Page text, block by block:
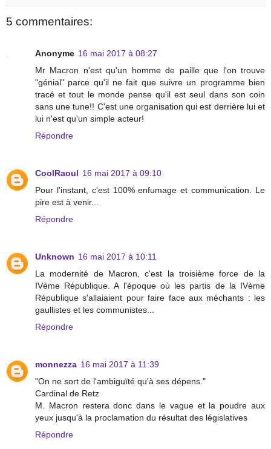
5 commentaires:
Anonyme 16 mai 2017 à 08:27
Mr Macron n'est qu'un homme de paille que l'on trouve
"génial" parce qu'il ne fait que suivre un programme bien
tracé et tout le monde pense qu'il est seul dans son coin
sans une tune!! C'est une organisation qui est derrière lui et
lui n'est qu'un simple acteur!
Répondre
CoolRaoul 16 mai 2017 à 09:10
Pour l'instant, c'est 100% enfumage et communication. Le
pire est à venir...
Répondre
Unknown 16 mai 2017 à 10:11
La modernité de Macron, c'est la troisième force de la
IVème République. A l'époque où les partis de la IVème
République s'allaiaient pour faire face aux méchants : les
gaullistes et les communistes...
Répondre
monnezza 16 mai 2017 à 11:39
"On ne sort de l'ambiguïté qu'à ses dépens."
Cardinal de Retz
M. Macron restera donc dans le vague et la poudre aux
yeux jusqu'à la proclamation du résultat des législatives
Répondre